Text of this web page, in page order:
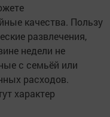
качества. Пользу
развлечения,
недели не
с семьёй или
расходов.
характер